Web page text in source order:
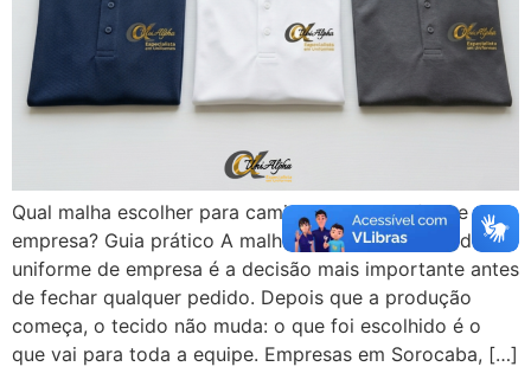
Qual malha escolher para camisa polo de uniforme de
empresa? Guia prático A malha para camisa polo de
uniforme de empresa é a decisão mais importante antes
de fechar qualquer pedido. Depois que a produção
começa, o tecido não muda: o que foi escolhido é o
que vai para toda a equipe. Empresas em Sorocaba, […]